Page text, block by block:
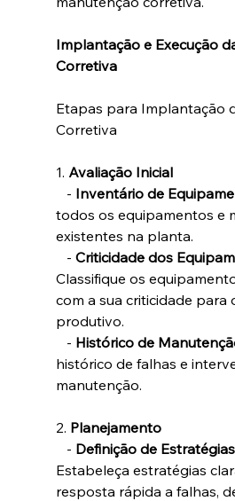
Implantação e Execução
Corretiva
Etapas para Implantação
Corretiva
1. Avaliação Inicial
- Inventário de
todos os equipamentos e
existentes na planta.
- Criticidade dos
Classifique os
com a sua criticidade para
produtivo.
- Histórico de
histórico de falhas e
manutenção.
2. Planejamento
- Definição de
Estabeleça estratégias
resposta rápida a falhas,